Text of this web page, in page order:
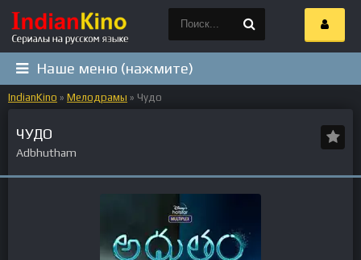
Наше меню (нажмите)
IndianKino » Мелодрамы » Чудо
ЧУДО
Adbhutham